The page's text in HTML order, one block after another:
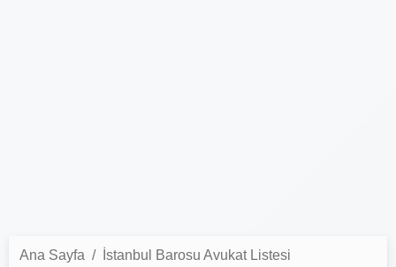
Ana Sayfa
İstanbul Barosu Avukat Listesi